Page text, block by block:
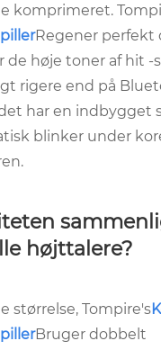
komprimeret.
Regener perfekt
de høje toner af hit -
rigere end på
har en indbygget
blinker under
højttalere?
størrelse, Tompire's
Bruger dobbelt